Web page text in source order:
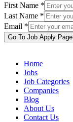
First Name *
Last Name *
Email *
Go To Job Apply Page
Home
Jobs
Job Categories
Companies
Blog
About Us
Contact Us